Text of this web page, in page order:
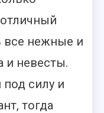
все нежные и
и невесты.
силу и
тогда